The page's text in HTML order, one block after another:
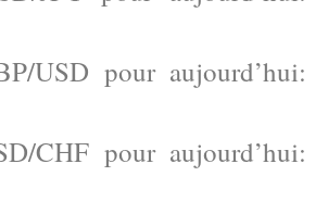
USD pour aujourd’hui:
CHF pour aujourd’hui: